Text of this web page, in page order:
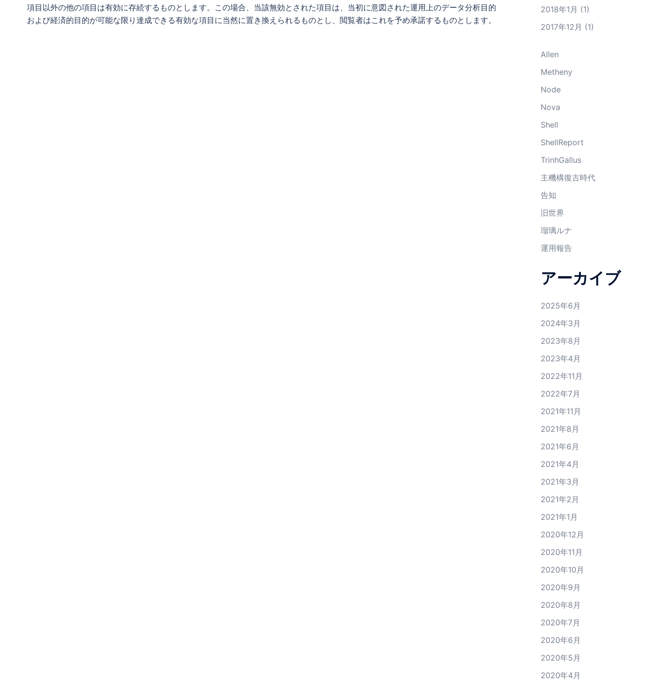
項目以外の他の項目は有効に存続するものとします。この場合、当該無効とされた項目は、当初に意図された運用上のデータ分析目的
および経済的目的が可能な限り達成できる有効な項目に当然に置き換えられるものとし、閲覧者はこれを予め承諾するものとします。
2018年1月 (1)
2017年12月 (1)
Allen
Metheny
Node
Nova
Shell
ShellReport
TrinhGallus
主機構復古時代
告知
旧世界
瑠璃ルナ
運用報告
アーカイブ
2025年6月
2024年3月
2023年8月
2023年4月
2022年11月
2022年7月
2021年11月
2021年8月
2021年6月
2021年4月
2021年3月
2021年2月
2021年1月
2020年12月
2020年11月
2020年10月
2020年9月
2020年8月
2020年7月
2020年6月
2020年5月
2020年4月